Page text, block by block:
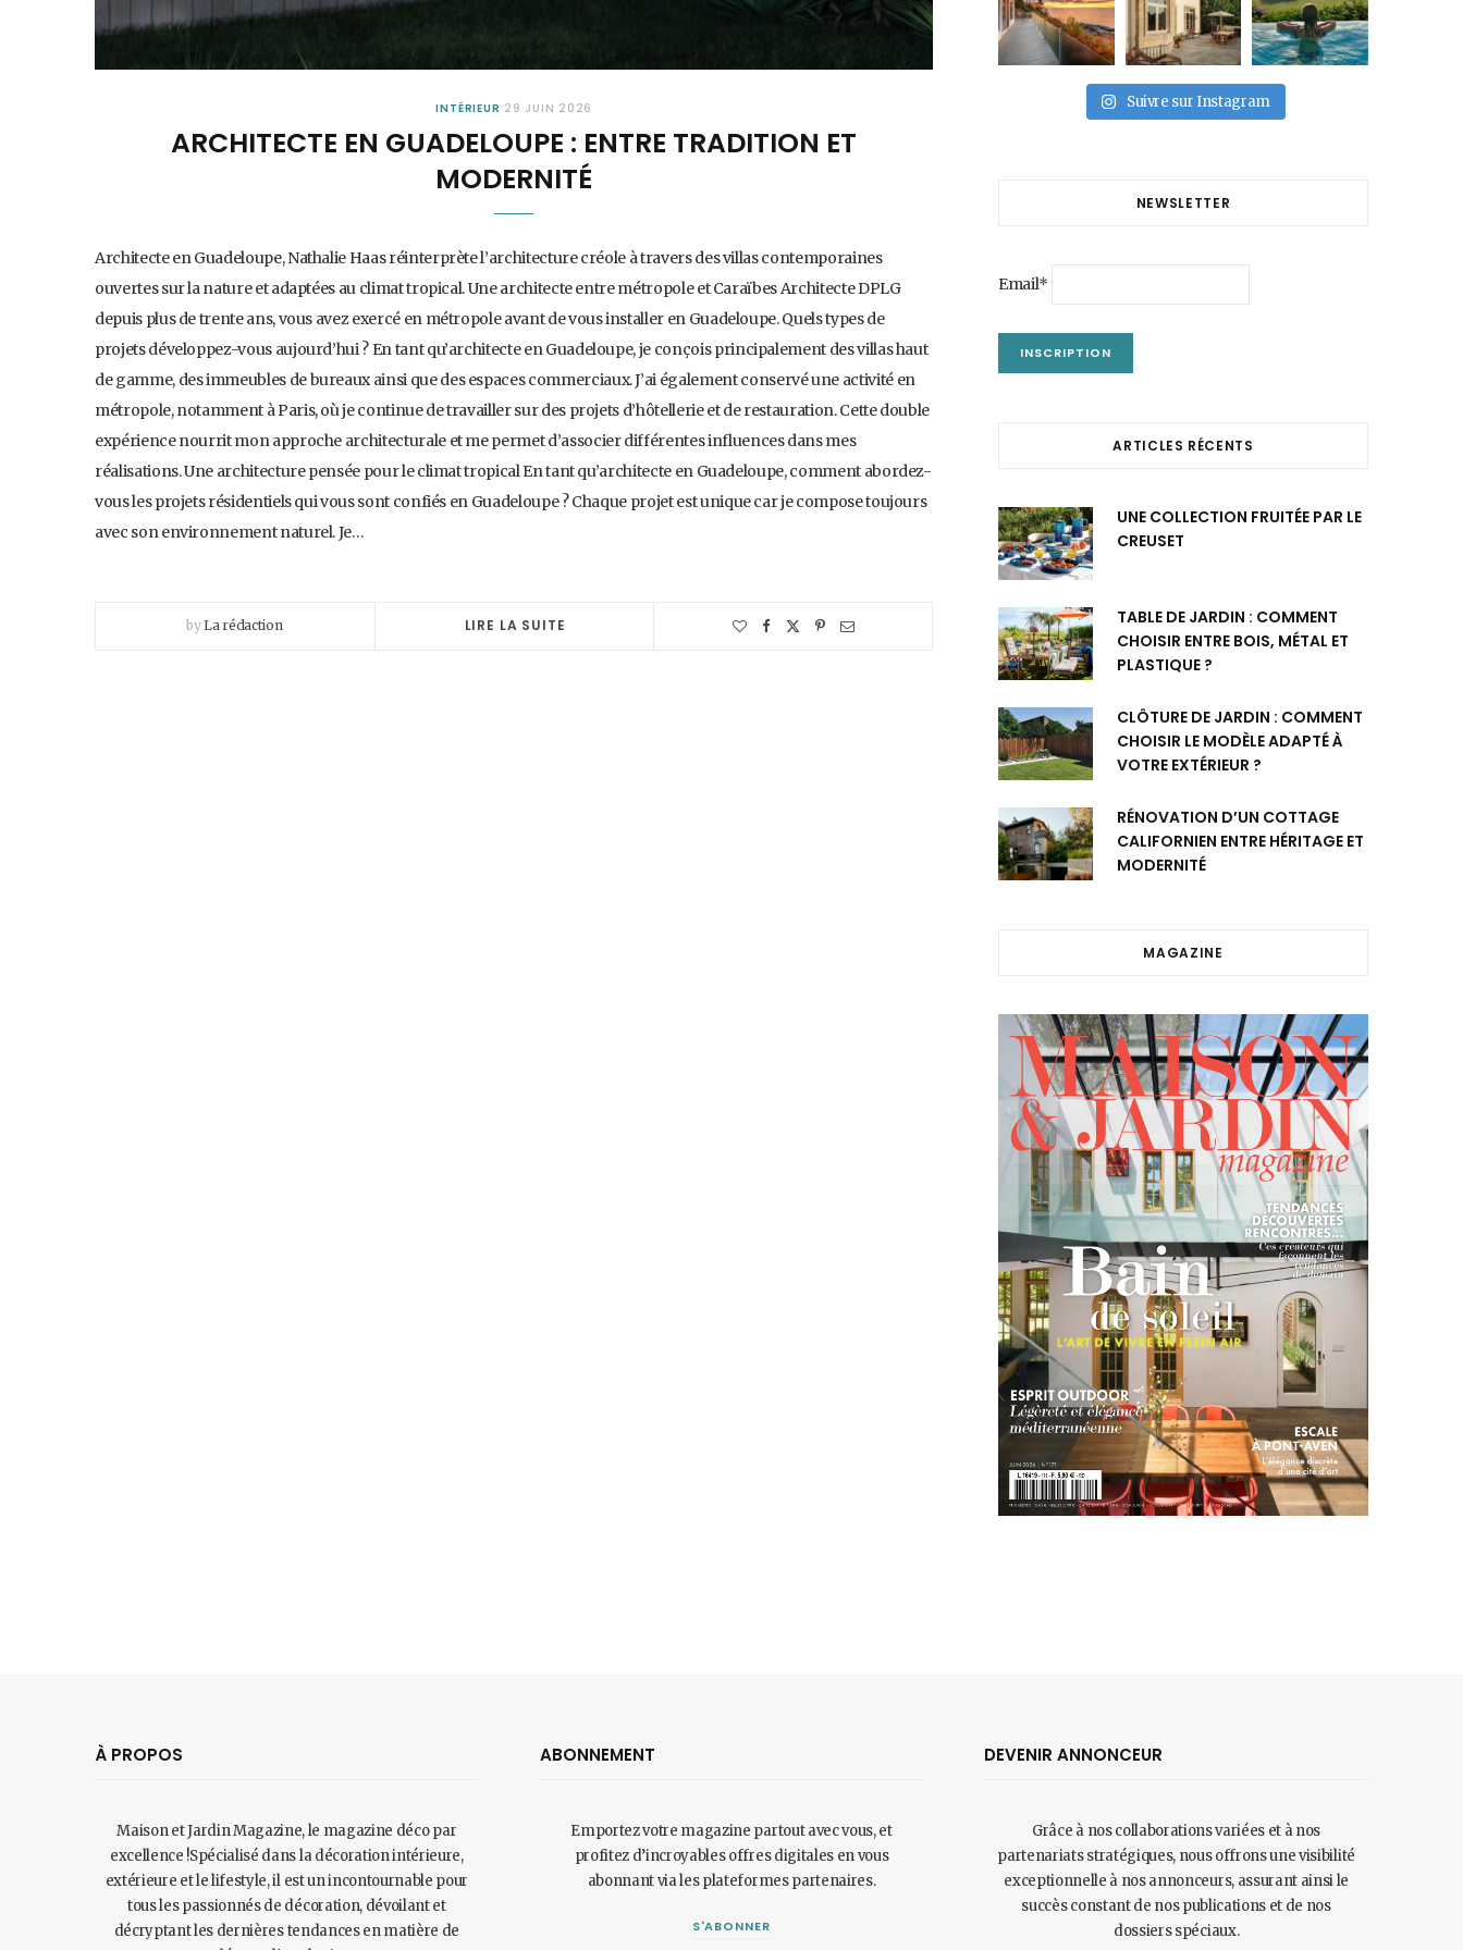
INTÉRIEUR 29 JUIN 2026
ARCHITECTE EN GUADELOUPE : ENTRE TRADITION ET
MODERNITÉ
Architecte en Guadeloupe, Nathalie Haas réinterprète l’architecture créole à travers des villas contemporaines
ouvertes sur la nature et adaptées au climat tropical. Une architecte entre métropole et Caraïbes Architecte DPLG
depuis plus de trente ans, vous avez exercé en métropole avant de vous installer en Guadeloupe. Quels types de
projets développez-vous aujourd’hui ? En tant qu’architecte en Guadeloupe, je conçois principalement des villas haut
de gamme, des immeubles de bureaux ainsi que des espaces commerciaux. J’ai également conservé une activité en
métropole, notamment à Paris, où je continue de travailler sur des projets d’hôtellerie et de restauration. Cette double
expérience nourrit mon approche architecturale et me permet d’associer différentes influences dans mes
réalisations. Une architecture pensée pour le climat tropical En tant qu’architecte en Guadeloupe, comment abordez-
vous les projets résidentiels qui vous sont confiés en Guadeloupe ? Chaque projet est unique car je compose toujours
avec son environnement naturel. Je…
byLa rédaction LIRE LA SUITE
Suivre sur Instagram
NEWSLETTER
Email*
ARTICLES RÉCENTS
UNE COLLECTION FRUITÉE PAR LE
CREUSET
TABLE DE JARDIN : COMMENT
CHOISIR ENTRE BOIS, MÉTAL ET
PLASTIQUE ?
CLÔTURE DE JARDIN : COMMENT
CHOISIR LE MODÈLE ADAPTÉ À
VOTRE EXTÉRIEUR ?
RÉNOVATION D’UN COTTAGE
CALIFORNIEN ENTRE HÉRITAGE ET
MODERNITÉ
MAGAZINE
À PROPOS
Maison et Jardin Magazine, le magazine déco par
excellence !Spécialisé dans la décoration intérieure,
extérieure et le lifestyle, il est un incontournable pour
tous les passionnés de décoration, dévoilant et
décryptant les dernières tendances en matière de
ABONNEMENT
Emportez votre magazine partout avec vous, et
profitez d’incroyables offres digitales en vous
abonnant via les plateformes partenaires.
S'ABONNER
DEVENIR ANNONCEUR
Grâce à nos collaborations variées et à nos
partenariats stratégiques, nous offrons une visibilité
exceptionnelle à nos annonceurs, assurant ainsi le
succès constant de nos publications et de nos
dossiers spéciaux.